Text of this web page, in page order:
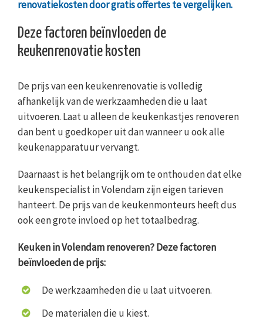
renovatiekosten door gratis offertes te vergelijken.
Deze factoren beïnvloeden de
keukenrenovatie kosten
De prijs van een keukenrenovatie is volledig
afhankelijk van de werkzaamheden die u laat
uitvoeren. Laat u alleen de keukenkastjes renoveren
dan bent u goedkoper uit dan wanneer u ook alle
keukenapparatuur vervangt.
Daarnaast is het belangrijk om te onthouden dat elke
keukenspecialist in Volendam zijn eigen tarieven
hanteert. De prijs van de keukenmonteurs heeft dus
ook een grote invloed op het totaalbedrag.
Keuken in Volendam renoveren? Deze factoren
beïnvloeden de prijs:
De werkzaamheden die u laat uitvoeren.
De materialen die u kiest.